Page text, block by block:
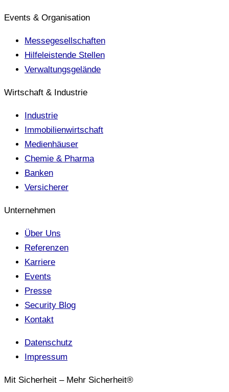
Events & Organisation
Messegesellschaften
Hilfeleistende Stellen
Verwaltungsgelände
Wirtschaft & Industrie
Industrie
Immobilienwirtschaft
Medienhäuser
Chemie & Pharma
Banken
Versicherer
Unternehmen
Über Uns
Referenzen
Karriere
Events
Presse
Security Blog
Kontakt
Datenschutz
Impressum
Mit Sicherheit – Mehr Sicherheit®